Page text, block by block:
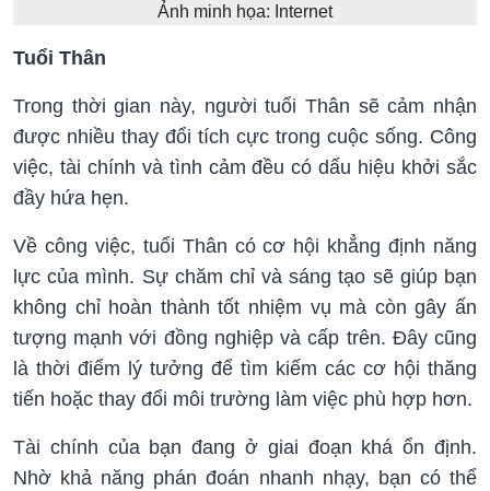
Ảnh minh họa: Internet
Tuổi Thân
Trong thời gian này, người tuổi Thân sẽ cảm nhận
được nhiều thay đổi tích cực trong cuộc sống. Công
việc, tài chính và tình cảm đều có dấu hiệu khởi sắc
đầy hứa hẹn.
Về công việc, tuổi Thân có cơ hội khẳng định năng
lực của mình. Sự chăm chỉ và sáng tạo sẽ giúp bạn
không chỉ hoàn thành tốt nhiệm vụ mà còn gây ấn
tượng mạnh với đồng nghiệp và cấp trên. Đây cũng
là thời điểm lý tưởng để tìm kiếm các cơ hội thăng
tiến hoặc thay đổi môi trường làm việc phù hợp hơn.
Tài chính của bạn đang ở giai đoạn khá ổn định.
Nhờ khả năng phán đoán nhanh nhạy, bạn có thể